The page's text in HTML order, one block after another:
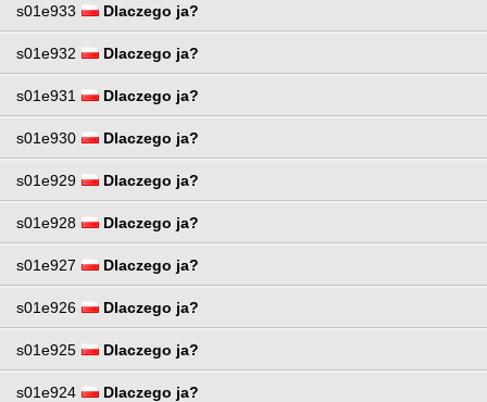
s01e933 Dlaczego ja?
s01e932 Dlaczego ja?
s01e931 Dlaczego ja?
s01e930 Dlaczego ja?
s01e929 Dlaczego ja?
s01e928 Dlaczego ja?
s01e927 Dlaczego ja?
s01e926 Dlaczego ja?
s01e925 Dlaczego ja?
s01e924 Dlaczego ja?